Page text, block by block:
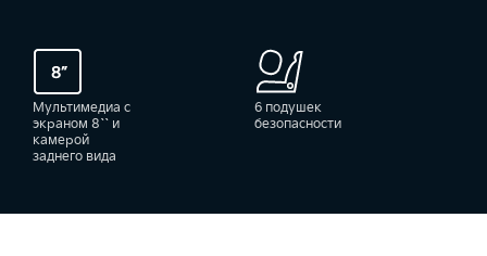
Мультимедиа с
экраном 8`` и
камерой
заднего вида
6 подушек
безопасности